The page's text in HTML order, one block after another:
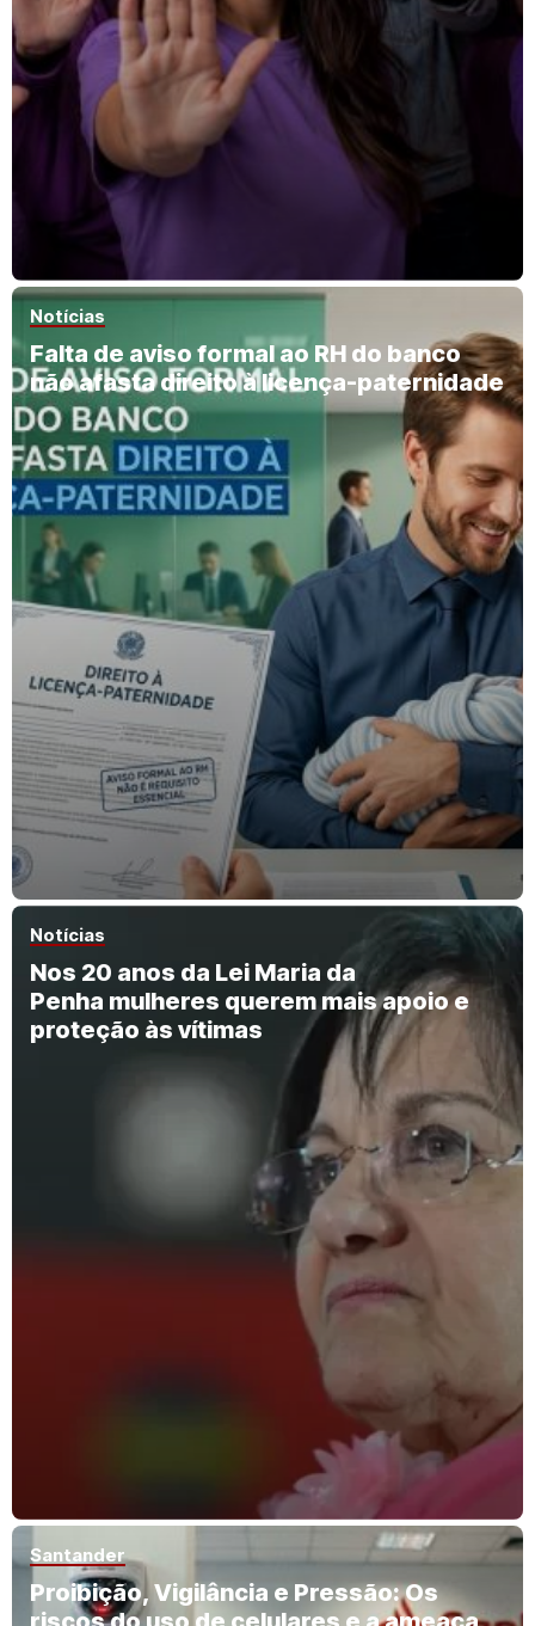
Notícias
Falta de aviso formal ao RH do banco
não afasta direito à licença-paternidade
Notícias
Nos 20 anos da Lei Maria da
Penha mulheres querem mais apoio e
proteção às vítimas
Santander
Proibição, Vigilância e Pressão: Os